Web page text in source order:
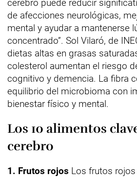
cerebro puede reducir
de afecciones neurológicas,
mental y ayudar a mantenerse
concentrado”. Sol Vilaró, de
dietas altas en grasas
colesterol aumentan el riesgo
cognitivo y demencia. La fibra
equilibrio del microbioma con
bienestar físico y mental.
Los 10 alimentos
cerebro
1. Frutos rojos Los frutos